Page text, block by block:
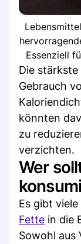
Essenziell
Die
Gebrauch
könnten
zu
verzichten.
Wer
Es gibt
Fette in die
Sowohl aus